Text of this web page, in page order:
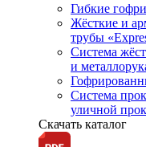
Гибкие
Жёсткие и
трубы
Система
и
Система
уличной
Скачать каталог